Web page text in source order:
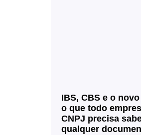
IBS, CBS e o
o que todo
CNPJ precisa
qualquer